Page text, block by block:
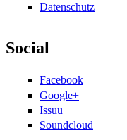
Datenschutz
Social
Facebook
Google+
Issuu
Soundcloud